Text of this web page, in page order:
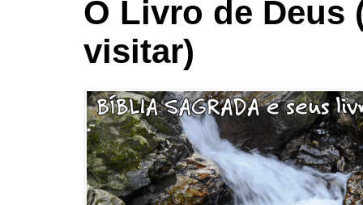
O Livro de Deus
visitar)